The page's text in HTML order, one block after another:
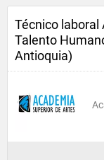
Técnico laboral
Talento
Antioquia)